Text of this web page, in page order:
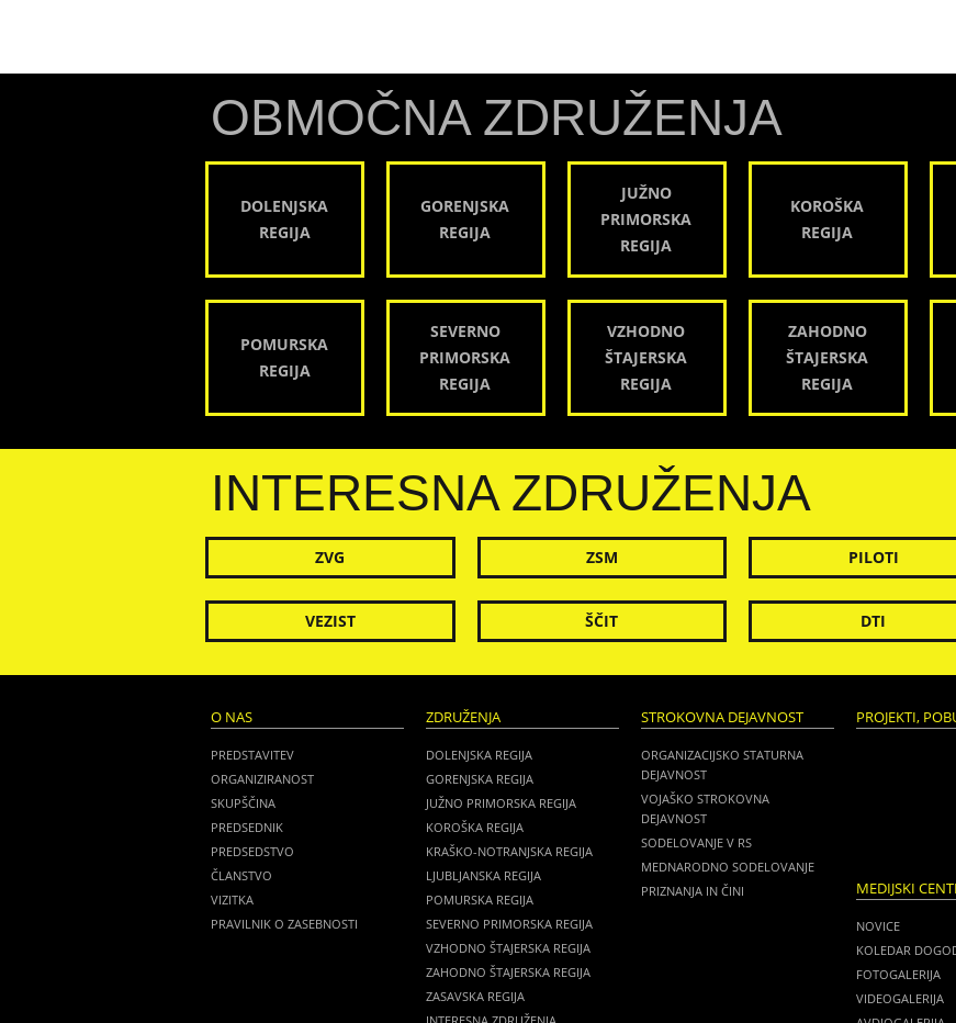
OBMOČNA ZDRUŽENJA
DOLENJSKA
REGIJA
GORENJSKA
REGIJA
JUŽNO
PRIMORSKA
REGIJA
KOROŠKA
REGIJA
POMURSKA
REGIJA
SEVERNO
PRIMORSKA
REGIJA
VZHODNO
ŠTAJERSKA
REGIJA
ZAHODNO
ŠTAJERSKA
REGIJA
INTERESNA ZDRUŽENJA
ZVG ZSM PILOTI
VEZIST ŠČIT DTI
O NAS
PREDSTAVITEV
ORGANIZIRANOST
SKUPŠČINA
PREDSEDNIK
PREDSEDSTVO
ČLANSTVO
VIZITKA
PRAVILNIK O ZASEBNOSTI
ZDRUŽENJA
DOLENJSKA REGIJA
GORENJSKA REGIJA
JUŽNO PRIMORSKA REGIJA
KOROŠKA REGIJA
KRAŠKO-NOTRANJSKA REGIJA
LJUBLJANSKA REGIJA
POMURSKA REGIJA
SEVERNO PRIMORSKA REGIJA
VZHODNO ŠTAJERSKA REGIJA
ZAHODNO ŠTAJERSKA REGIJA
ZASAVSKA REGIJA
STROKOVNA DEJAVNOST
ORGANIZACIJSKO STATURNA
DEJAVNOST
VOJAŠKO STROKOVNA
DEJAVNOST
SODELOVANJE V RS
MEDNARODNO SODELOVANJE
PRIZNANJA IN ČINI
PROJEKTI,
MEDIJSKI
NOVICE
KOLEDAR
FOTOGALERIJA
VIDEOGALERIJA